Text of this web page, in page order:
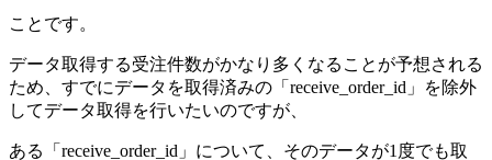
ことです。
データ取得する受注件数がかなり多くなることが予想される
ため、すでにデータを取得済みの「receive_order_id」を除外
してデータ取得を行いたいのですが、
ある「receive_order_id」について、そのデータが1度でも取